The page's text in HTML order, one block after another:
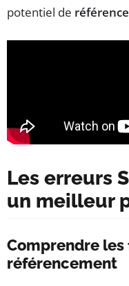
potentiel de
Les erreurs
un meilleur
Comprendre
référencement